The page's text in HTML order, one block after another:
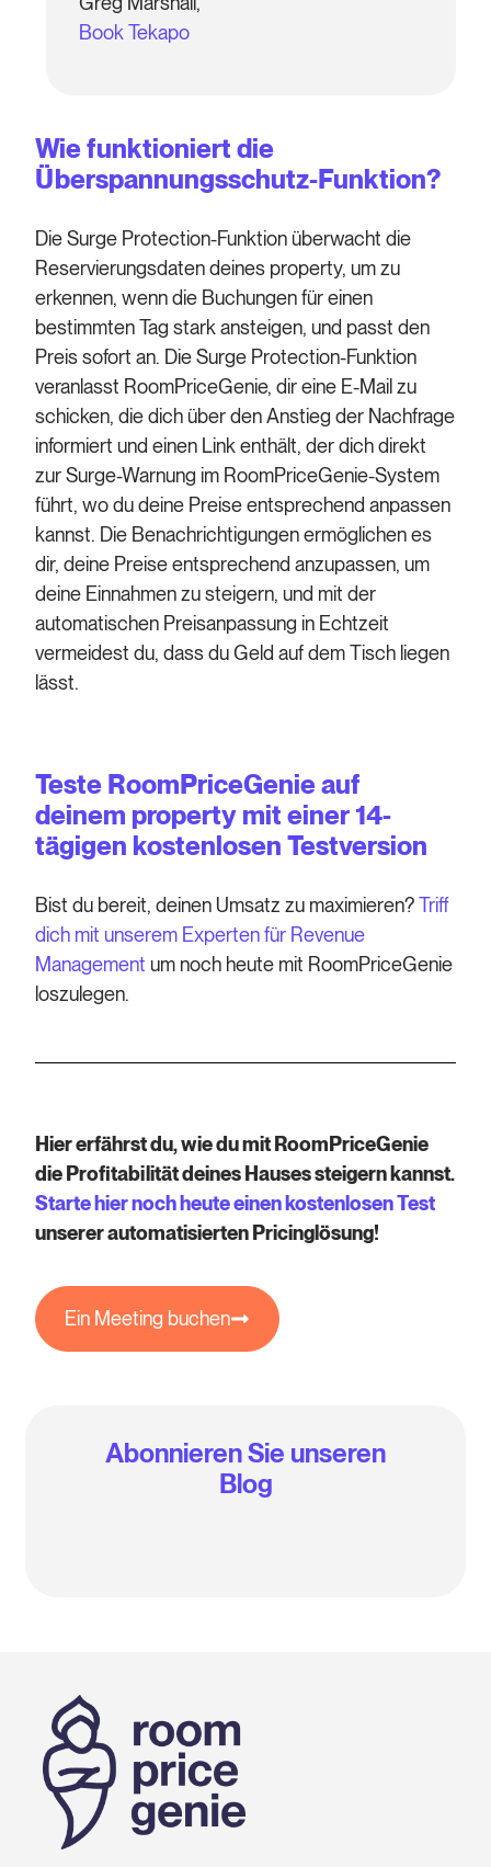
Book Tekapo
Wie funktioniert die
Überspannungsschutz-Funktion?
Die Surge Protection-Funktion überwacht die
Reservierungsdaten deines property, um zu
erkennen, wenn die Buchungen für einen
bestimmten Tag stark ansteigen, und passt den
Preis sofort an. Die Surge Protection-Funktion
veranlasst RoomPriceGenie, dir eine E-Mail zu
schicken, die dich über den Anstieg der Nachfrage
informiert und einen Link enthält, der dich direkt
zur Surge-Warnung im RoomPriceGenie-System
führt, wo du deine Preise entsprechend anpassen
kannst. Die Benachrichtigungen ermöglichen es
dir, deine Preise entsprechend anzupassen, um
deine Einnahmen zu steigern, und mit der
automatischen Preisanpassung in Echtzeit
vermeidest du, dass du Geld auf dem Tisch liegen
lässt.
Teste RoomPriceGenie auf
deinem property mit einer 14-
tägigen kostenlosen Testversion
Bist du bereit, deinen Umsatz zu maximieren?Triff
dich mit unserem Experten für Revenue
Management um noch heute mit RoomPriceGenie
loszulegen.
Hier erfährst du, wie du mit RoomPriceGenie
die Profitabilität deines Hauses steigern kannst.
Starte hier noch heute einen kostenlosen Test
unserer automatisierten Pricinglösung!
Ein Meeting buchen
Abonnieren Sie unseren
Blog